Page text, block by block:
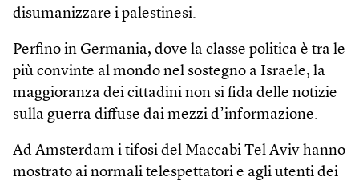
disumanizzare i palestinesi.
Perfino in Germania, dove la classe politica è tra le
più convinte al mondo nel sostegno a Israele, la
maggioranza dei cittadini non si fida delle notizie
sulla guerra diffuse dai mezzi d’informazione.
Ad Amsterdam i tifosi del Maccabi Tel Aviv hanno
mostrato ai normali telespettatori e agli utenti dei